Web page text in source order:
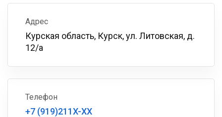
Адрес
Курская область, Курск, ул. Литовская, д.
12/а
Телефон
+7 (919)211X-XX